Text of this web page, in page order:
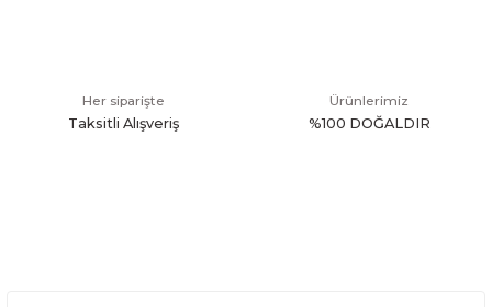
Her siparişte
Taksitli Alışveriş
Ürünlerimiz
%100 DOĞALDIR